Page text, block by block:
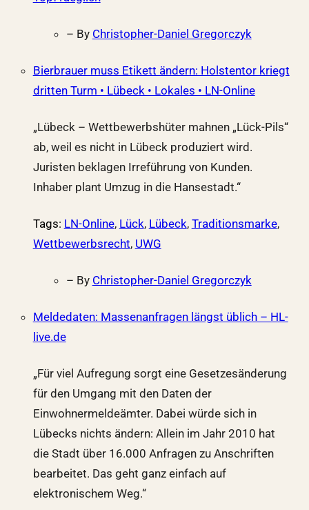
– By Christopher-Daniel Gregorczyk
Bierbrauer muss Etikett ändern: Holstentor kriegt
dritten Turm • Lübeck • Lokales • LN-Online
„Lübeck – Wettbewerbshüter mahnen „Lück-Pils“
ab, weil es nicht in Lübeck produziert wird.
Juristen beklagen Irreführung von Kunden.
Inhaber plant Umzug in die Hansestadt.“
Tags: LN-Online, Lück, Lübeck, Traditionsmarke,
Wettbewerbsrecht, UWG
– By Christopher-Daniel Gregorczyk
Meldedaten: Massenanfragen längst üblich – HL-
live.de
„Für viel Aufregung sorgt eine Gesetzesänderung
für den Umgang mit den Daten der
Einwohnermeldeämter. Dabei würde sich in
Lübecks nichts ändern: Allein im Jahr 2010 hat
die Stadt über 16.000 Anfragen zu Anschriften
bearbeitet. Das geht ganz einfach auf
elektronischem Weg.“